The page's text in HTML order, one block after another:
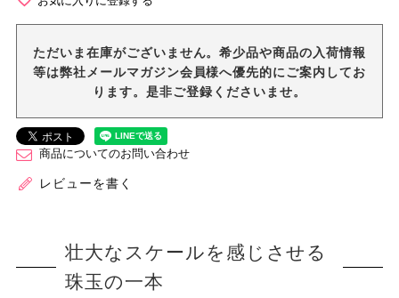
ただいま在庫がございません。希少品や商品の入荷情報
等は弊社メールマガジン会員様へ優先的にご案内してお
ります。是非ご登録くださいませ。
商品についてのお問い合わせ
レビューを書く
壮大なスケールを感じさせる
珠玉の一本